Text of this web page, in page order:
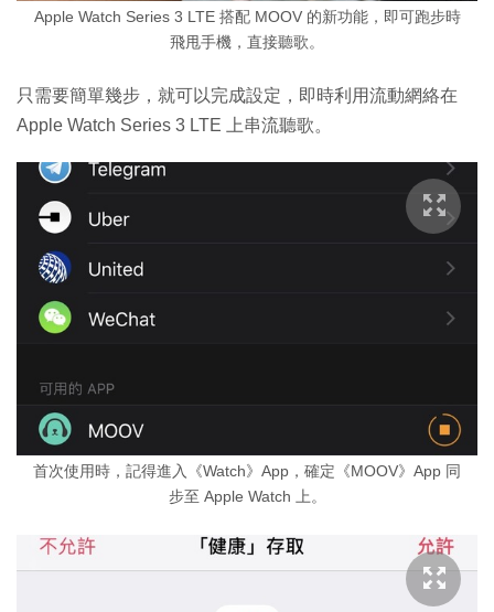
Apple Watch Series 3 LTE 搭配 MOOV 的新功能，即可跑步時
飛甩手機，直接聽歌。
只需要簡單幾步，就可以完成設定，即時利用流動網絡在
Apple Watch Series 3 LTE 上串流聽歌。
首次使用時，記得進入《Watch》App，確定《MOOV》App 同
步至 Apple Watch 上。